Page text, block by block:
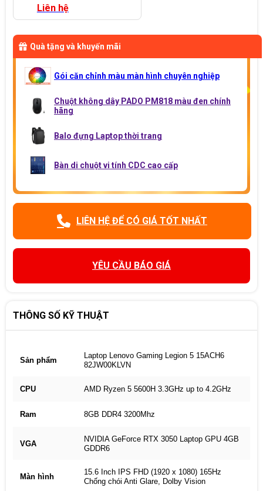
Liên hệ
Quà tặng và khuyến mãi
Gói căn chỉnh màu màn hình chuyên nghiệp
Chuột không dây PADO PM818 màu đen chính
hãng
Balo đựng Laptop thời trang
Bàn di chuột vi tính CDC cao cấp
LIÊN HỆ ĐỂ CÓ GIÁ TỐT NHẤT
YÊU CẦU BÁO GIÁ
THÔNG SỐ KỸ THUẬT
Sản phẩm
Laptop Lenovo Gaming Legion 5 15ACH6
82JW00KLVN
CPU AMD Ryzen 5 5600H 3.3GHz up to 4.2GHz
Ram 8GB DDR4 3200Mhz
VGA
NVIDIA GeForce RTX 3050 Laptop GPU 4GB
GDDR6
Màn hình
15.6 Inch IPS FHD (1920 x 1080) 165Hz
Chống chói Anti Glare, Dolby Vision